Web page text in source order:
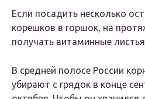
Если посадить несколько
корешков в горшок, на
получать витаминные
В средней полосе России
убирают с грядок в конце